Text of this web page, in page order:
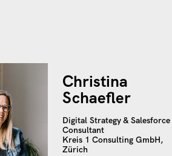
Christina
Schaefler
Digital Strategy & Salesforce
Consultant
Kreis 1 Consulting GmbH,
Zürich